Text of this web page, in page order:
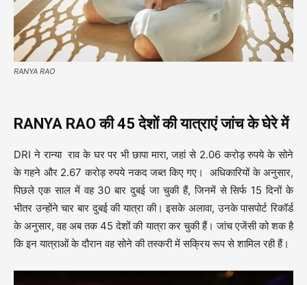
RANYA RAO
RANYA RAOकी45देशों की यात्राएं जांच के घेरे में
DRI ने रान्या राव के घर पर भी छापा मारा, जहां से 2.06 करोड़ रुपये के सोने
के गहने और 2.67 करोड़ रुपये नकद जब्त किए गए। अधिकारियों के अनुसार,
पिछले एक साल में वह 30 बार दुबई जा चुकी हैं, जिनमें से सिर्फ 15 दिनों के
भीतर उन्होंने चार बार दुबई की यात्रा की। इसके अलावा, उनके पासपोर्ट रिकॉर्ड
के अनुसार, वह अब तक 45 देशों की यात्रा कर चुकी हैं। जांच एजेंसी को शक है
कि इन यात्राओं के दौरान वह सोने की तस्करी में सक्रिय रूप से शामिल रही हैं।